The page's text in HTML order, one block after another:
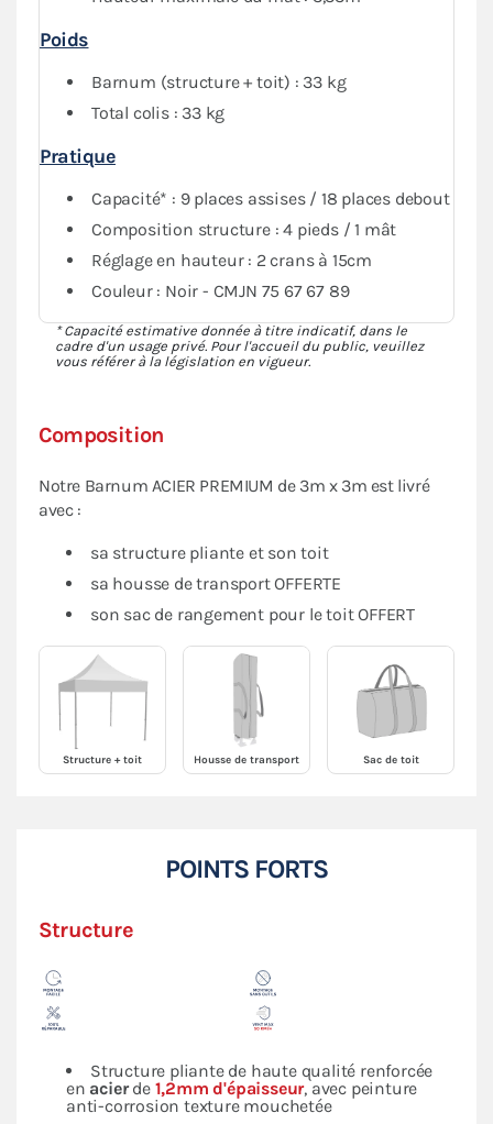
Composition
Notre Barnum ACIER PREMIUM de 3m x 3m est livré
avec :
sa structure pliante et son toit
sa housse de transport OFFERTE
son sac de rangement pour le toit OFFERT
Structure + toit Housse de transport Sac de toit
Poids
Barnum (structure + toit) : 33 kg
Total colis : 33 kg
Pratique
Capacité* : 9 places assises / 18 places debout
Composition structure : 4 pieds / 1 mât
Réglage en hauteur : 2 crans à 15cm
Couleur : Noir - CMJN 75 67 67 89
* Capacité estimative donnée à titre indicatif, dans le
cadre d'un usage privé. Pour l'accueil du public, veuillez
vous référer à la législation en vigueur.
POINTS FORTS
Structure
Structure pliante de haute qualité renforcée
en acierde 1,2mm d'épaisseur, avec peinture
anti-corrosion texture mouchetée